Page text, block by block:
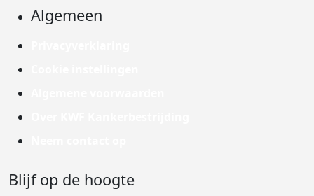
Algemeen
Blijf op de hoogte